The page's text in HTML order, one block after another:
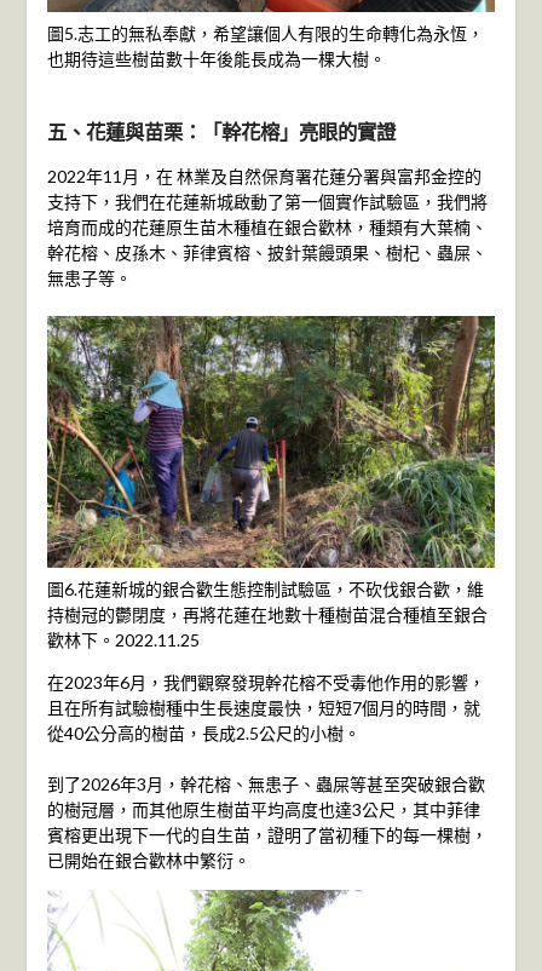
圖5.志工的無私奉獻，希望讓個人有限的生命轉化為永恆，
也期待這些樹苗數十年後能長成為一棵大樹。
五、花蓮與苗栗：「幹花榕」亮眼的實證
2022年11月，在 林業及自然保育署花蓮分署與富邦金控的
支持下，我們在花蓮新城啟動了第一個實作試驗區，我們將
培育而成的花蓮原生苗木種植在銀合歡林，種類有大葉楠、
幹花榕、皮孫木、菲律賓榕、披針葉饅頭果、樹杞、蟲屎、
無患子等。
圖6.花蓮新城的銀合歡生態控制試驗區，不砍伐銀合歡，維
持樹冠的鬱閉度，再將花蓮在地數十種樹苗混合種植至銀合
歡林下。2022.11.25
在2023年6月，我們觀察發現幹花榕不受毒他作用的影響，
且在所有試驗樹種中生長速度最快，短短7個月的時間，就
從40公分高的樹苗，長成2.5公尺的小樹。
到了2026年3月，幹花榕、無患子、蟲屎等甚至突破銀合歡
的樹冠層，而其他原生樹苗平均高度也達3公尺，其中菲律
賓榕更出現下一代的自生苗，證明了當初種下的每一棵樹，
已開始在銀合歡林中繁衍。